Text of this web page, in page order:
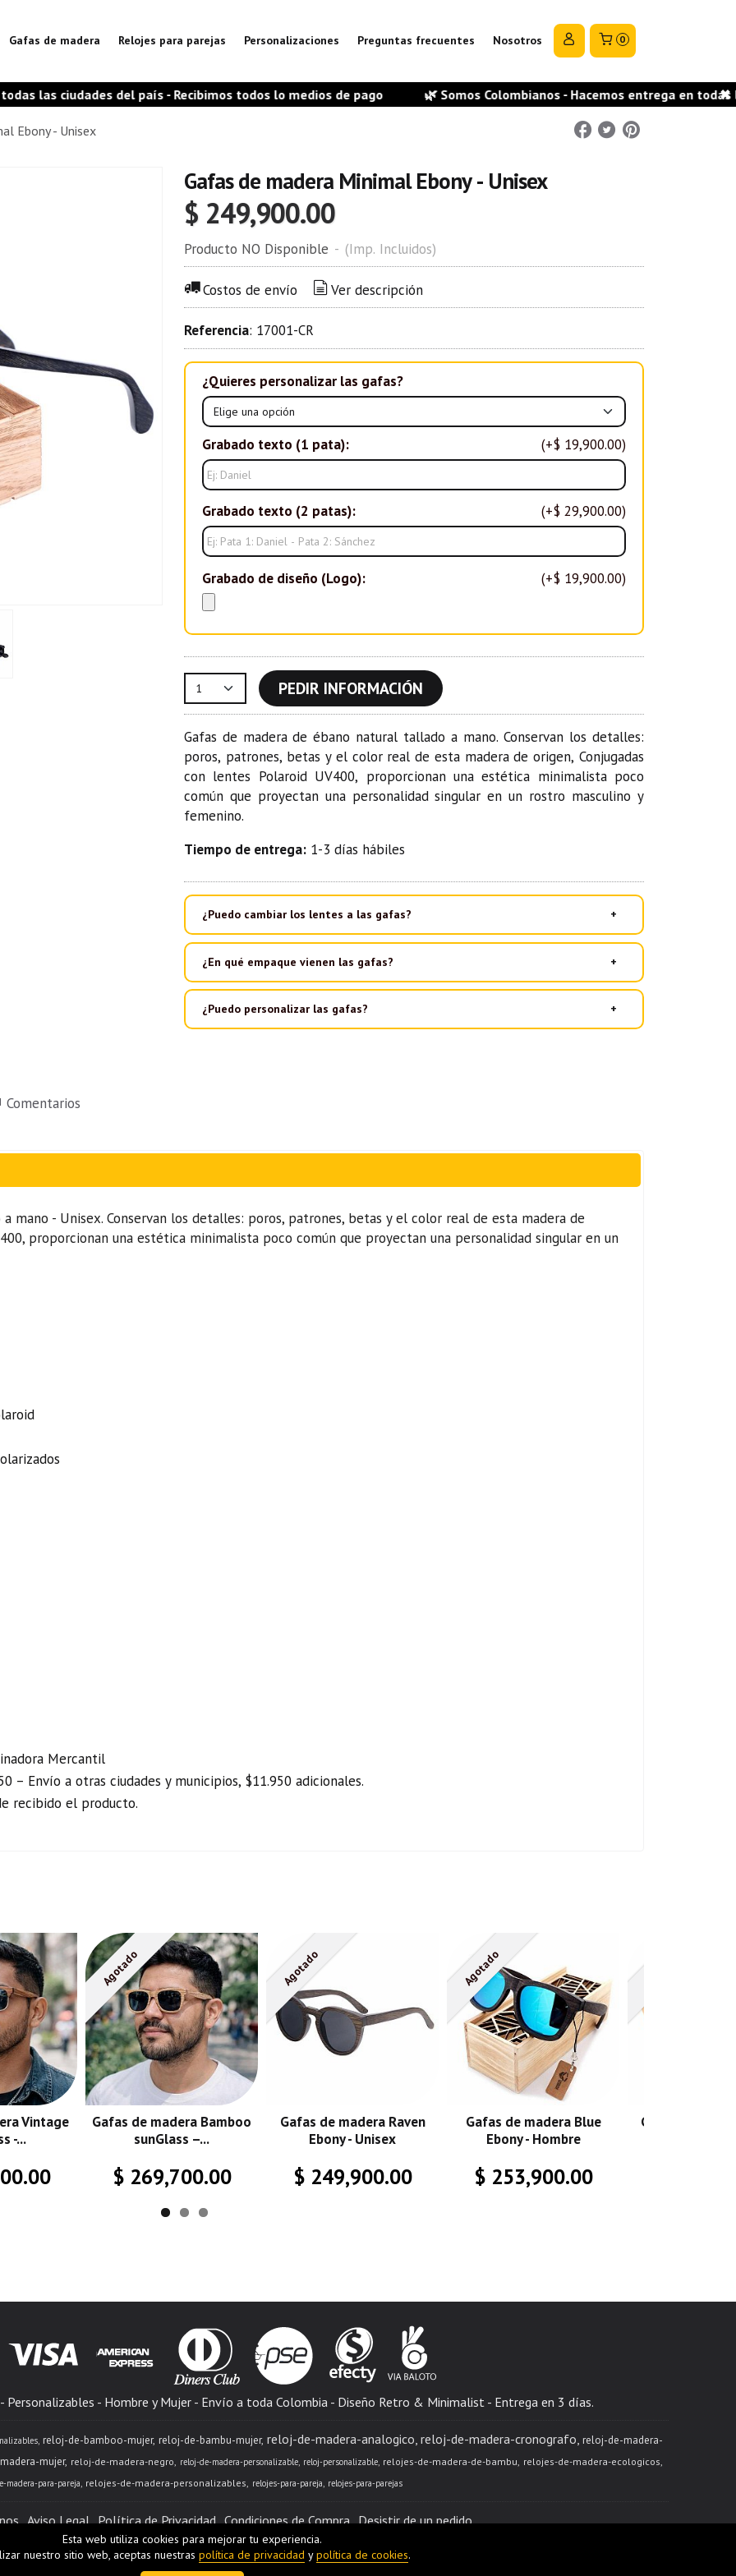
Esta web utiliza cookies para mejorar tu experiencia.
nuestro sitio web, aceptas nuestras política de privacidad ypolítica de cookies.
Gafas de madera Relojes para parejas Personalizaciones Preguntas frecuentes Nosotros 0
Ebony - Unisex
Gafas de madera Minimal Ebony - Unisex
$ 249,900.00
Producto NO Disponible - (Imp. Incluidos)
Costos de envío Ver descripción
Referencia: 17001-CR
¿Quieres personalizar las gafas?
Grabado texto (1 pata): (+$ 19,900.00)
Grabado texto (2 patas): (+$ 29,900.00)
Grabado de diseño (Logo): (+$ 19,900.00)
PEDIR INFORMACIÓN
Gafas de madera de ébano natural tallado a mano. Conservan los detalles:
poros, patrones, betas y el color real de esta madera de origen, Conjugadas
con lentes Polaroid UV400, proporcionan una estética minimalista poco
común que proyectan una personalidad singular en un rostro masculino y
femenino.
Tiempo de entrega: 1-3 días hábiles
¿Puedo cambiar los lentes a las gafas?
¿En qué empaque vienen las gafas?
¿Puedo personalizar las gafas?
Comentarios
mano - Unisex. Conservan los detalles: poros, patrones, betas y el color real de esta madera de
proporcionan una estética minimalista poco común que proyectan una personalidad singular en un
Mercantil
– Envío a otras ciudades y municipios, $11.950 adicionales.
recibido el producto.
Vintage
-...
Agotado
Gafas de madera Bamboo
sunGlass –...
$ 269,700.00
Agotado
Gafas de madera Raven
Ebony - Unisex
$ 249,900.00
Agotado
Gafas de madera Blue
Ebony - Hombre
$ 253,900.00
Agotado
Gafas de
Personalizables - Hombre y Mujer - Envío a toda Colombia - Diseño Retro & Minimalist - Entrega en 3 días.
reloj-de-bamboo-mujer reloj-de-bambu-mujer reloj-de-madera-analogico reloj-de-madera-cronografo reloj-de-madera-
mujer reloj-de-madera-negro reloj-de-madera-personalizable reloj-personalizable relojes-de-madera-de-bambu relojes-de-madera-ecologicos
madera-para-pareja relojes-de-madera-personalizables relojes-para-pareja relojes-para-parejas
Aviso Legal Política de Privacidad Condiciones de Compra Desistir de un pedido
- (Colombia) | info@unbox.com.co |319-3092457|Tiempo de Entrega:
del país - Recibimos todos lo medios de pago 🌿 Somos Colombianos - Hacemos entrega en todas las ✖